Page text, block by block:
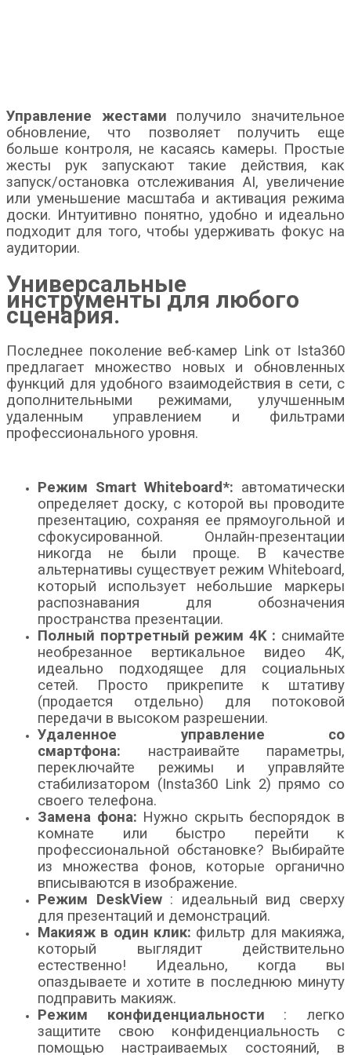
Управление жестами получило значительное
обновление, что позволяет получить еще
больше контроля, не касаясь камеры. Простые
жесты рук запускают такие действия, как
запуск/остановка отслеживания AI, увеличение
или уменьшение масштаба и активация режима
доски. Интуитивно понятно, удобно и идеально
подходит для того, чтобы удерживать фокус на
аудитории.
Универсальные
инструменты для любого
сценария.
Последнее поколение веб-камер Link от Ista360
предлагает множество новых и обновленных
функций для удобного взаимодействия в сети, с
дополнительными режимами, улучшенным
удаленным управлением и фильтрами
профессионального уровня.
Режим Smart Whiteboard*: автоматически
определяет доску, с которой вы проводите
презентацию, сохраняя ее прямоугольной и
сфокусированной. Онлайн-презентации
никогда не были проще. В качестве
альтернативы существует режим Whiteboard,
который использует небольшие маркеры
распознавания для обозначения
пространства презентации.
Полный портретный режим 4K : снимайте
необрезанное вертикальное видео 4K,
идеально подходящее для социальных
сетей. Просто прикрепите к штативу
(продается отдельно) для потоковой
передачи в высоком разрешении.
Удаленное управление со
смартфона: настраивайте параметры,
переключайте режимы и управляйте
стабилизатором (Insta360 Link 2) прямо со
своего телефона.
Замена фона: Нужно скрыть беспорядок в
комнате или быстро перейти к
профессиональной обстановке? Выбирайте
из множества фонов, которые органично
вписываются в изображение.
Режим DeskView: идеальный вид сверху
для презентаций и демонстраций.
Макияж в один клик: фильтр для макияжа,
который выглядит действительно
естественно! Идеально, когда вы
опаздываете и хотите в последнюю минуту
подправить макияж.
Режим конфиденциальности : легко
защитите свою конфиденциальность с
помощью настраиваемых состояний, в